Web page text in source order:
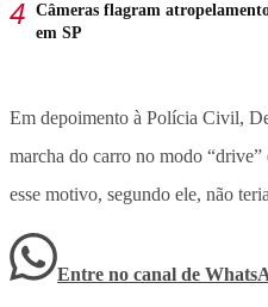
Câmeras flagram
em SP
Em depoimento à Polícia Civil,
marcha do carro no modo
esse motivo, segundo ele, não
Entre no canal de